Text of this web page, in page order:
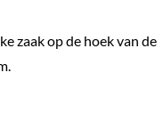
zaak op de hoek van de